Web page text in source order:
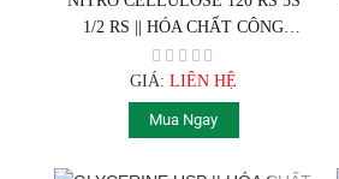
1/2 RS || HÓA CHẤT CÔNG
NGHIỆP
GIÁ:LIÊN HỆ
Mua Ngay